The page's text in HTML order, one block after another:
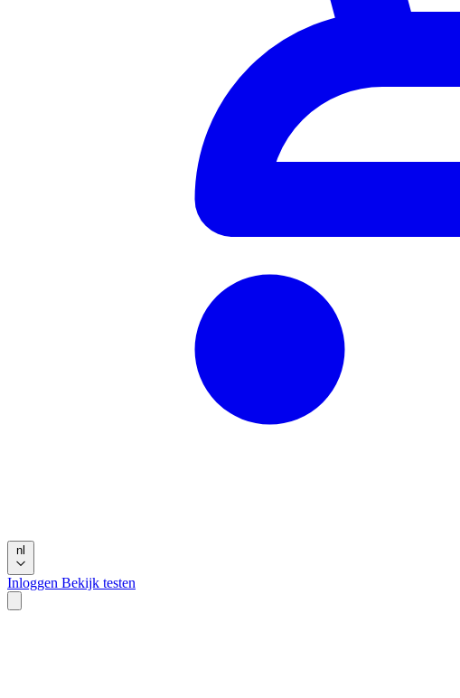
nl
Inloggen Bekijk testen